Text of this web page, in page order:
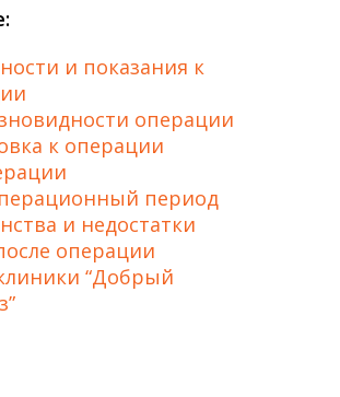
и показания к
операции
к операции
период
и недостатки
операции
“Добрый